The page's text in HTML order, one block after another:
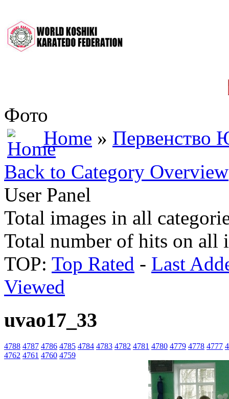
Фото
Home »
Back to Category Overview
User Panel
Total images in all
Total number of hits on all
TOP: Top Rated - Last
Viewed
uvao17_33
4788 4787 4786 4785 4784 4783 4782 4781 4780 4779 4778 4777
4762 4761 4760 4759